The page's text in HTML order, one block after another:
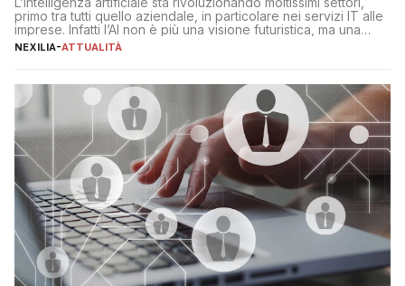
primo tra tutti quello aziendale, in particolare nei servizi IT alle
imprese. Infatti l’AI non è più una visione futuristica, ma una
realtà operativa che sta portando a un cambio significativo in
operazioni, bensì comporta […]
NEXILIA-ATTUALITÀ